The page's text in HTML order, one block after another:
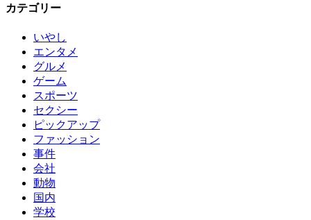
カテゴリー
いやし
エンタメ
グルメ
ゲーム
スポーツ
セクシー
ピックアップ
ファッション
事件
会社
動物
国内
学校